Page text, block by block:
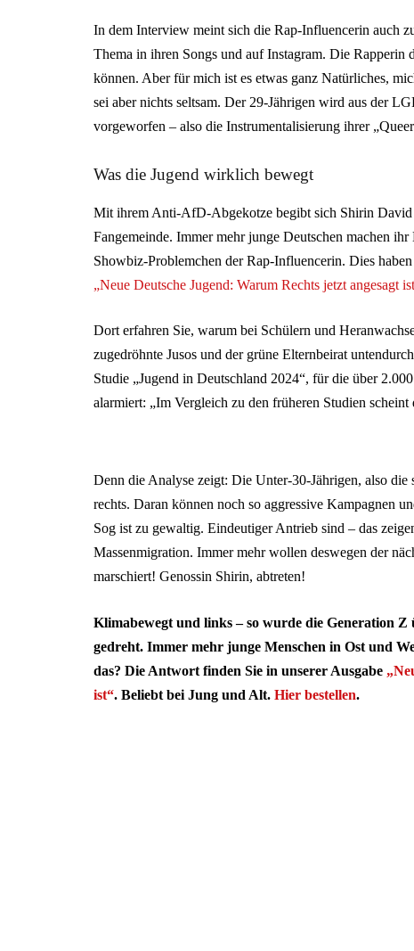
In dem Interview meint sich die Rap-Influencerin auch
Thema in ihren Songs und auf Instagram. Die Rapperin
können. Aber für mich ist es etwas ganz Natürliches,
sei aber nichts seltsam. Der 29-Jährigen wird aus der
vorgeworfen – also die Instrumentalisierung ihrer
Was die Jugend wirklich bewegt
Mit ihrem Anti-AfD-Abgekotze begibt sich Shirin
Fangemeinde. Immer mehr junge Deutschen machen
Showbiz-Problemchen der Rap-Influencerin. Dies
„Neue Deutsche Jugend: Warum Rechts jetzt angesagt
Dort erfahren Sie, warum bei Schülern und
zugedröhnte Jusos und der grüne Elternbeirat
Studie „Jugend in Deutschland 2024“, für die über
alarmiert: „Im Vergleich zu den früheren Studien
Denn die Analyse zeigt: Die Unter-30-Jährigen, also
rechts. Daran können noch so aggressive Kampagnen
Sog ist zu gewaltig. Eindeutiger Antrieb sind – das
Massenmigration. Immer mehr wollen deswegen der
marschiert! Genossin Shirin, abtreten!
Klimabewegt und links – so wurde die Generation
gedreht. Immer mehr junge Menschen in Ost und
das? Die Antwort finden Sie in unserer Ausgabe
ist“. Beliebt bei Jung und Alt. Hier bestellen.